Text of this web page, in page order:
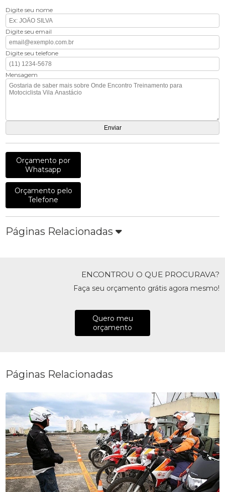
Digite seu nome
Digite seu email
Digite seu telefone
Mensagem
Orçamento por
Whatsapp
Orçamento pelo
Telefone
Páginas Relacionadas
ENCONTROU O QUE PROCURAVA?
Faça seu orçamento grátis agora mesmo!
Quero meu
orçamento
Páginas Relacionadas